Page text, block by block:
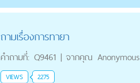
ถามเรื่องการทายา
คำถามที่: Q9461 | จากคุณ Anonymous
VIEWS 2275